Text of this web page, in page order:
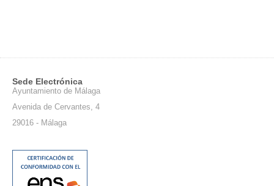
Sede Electrónica
Ayuntamiento de Málaga
Avenida de Cervantes, 4
29016 - Málaga